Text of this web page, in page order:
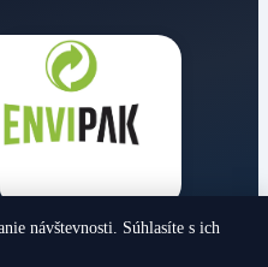
návštevnosti. Súhlasíte s ich